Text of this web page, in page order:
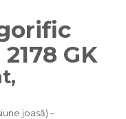
GK
joasă) –